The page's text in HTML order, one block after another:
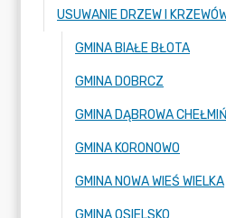
USUWANIE DRZEW I
GMINA BIAŁE BŁOTA
GMINA DOBRCZ
GMINA KORONOWO
GMINA NOWA WIEŚ WIELKA
GMINA OSIELSKO